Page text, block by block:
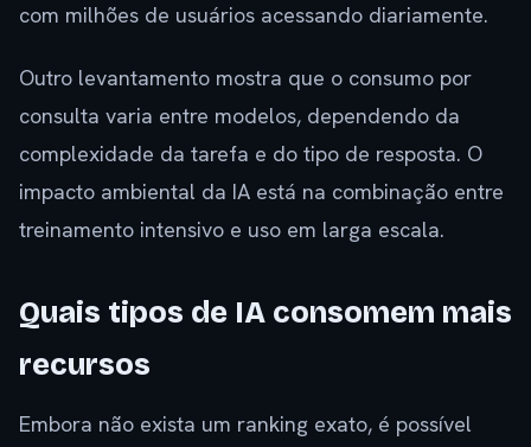
com milhões de usuários acessando diariamente.
Outro levantamento mostra que o consumo por
consulta varia entre modelos, dependendo da
complexidade da tarefa e do tipo de resposta. O
impacto ambiental da IA está na combinação entre
treinamento intensivo e uso em larga escala.
Quais tipos de IA consomem mais
recursos
Embora não exista um ranking exato, é possível